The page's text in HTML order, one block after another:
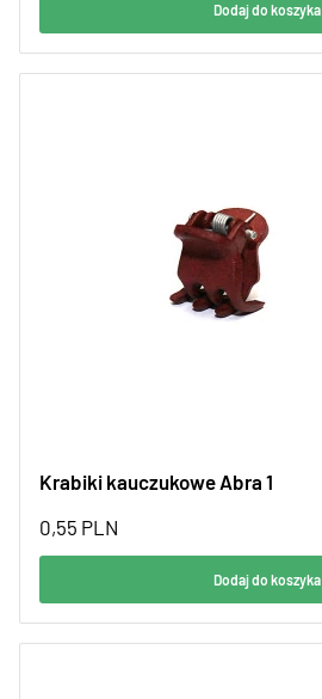
Dodaj do koszyka
Krabiki kauczukowe Abra 1
0,55 PLN
Dodaj do koszyka